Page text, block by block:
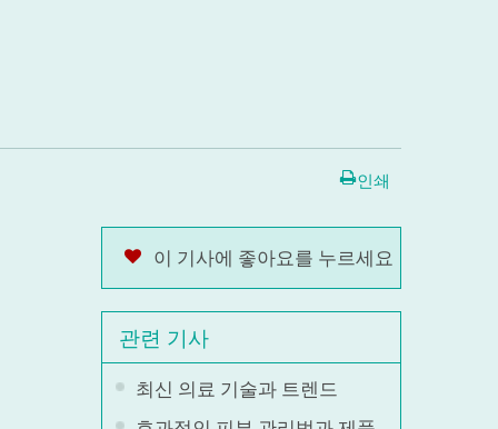
인쇄
이 기사에 좋아요를 누르세요
관련 기사
최신 의료 기술과 트렌드